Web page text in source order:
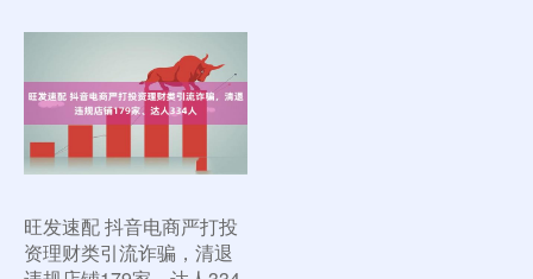
旺发速配 抖音电商严打投
资理财类引流诈骗，清退